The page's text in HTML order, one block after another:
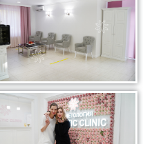
моделирование
стабилизированной
морщин
(Франция)
морщин
повышенного
Миотокс; Диспорт